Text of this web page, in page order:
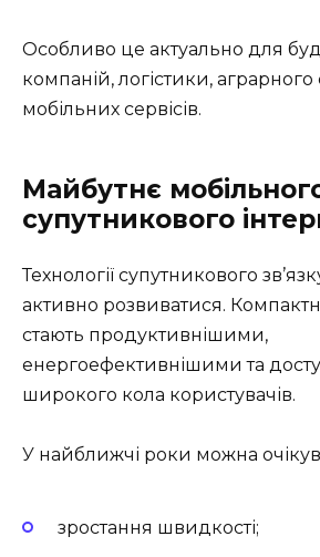
Особливо це актуально для
компаній, логістики, аграрного
мобільних сервісів.
Майбутнє
супутникового
Технології супутникового
активно розвиватися.
стають продуктивнішими,
енергоефективнішими та
широкого кола користувачів.
У найближчі роки можна
зростання швидкості;